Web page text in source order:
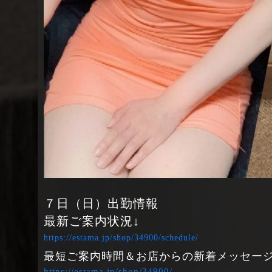
７日（日）出勤情報
最新ご案内状況↓
https://estama.jp/shop/34900/schedule/
最短ご案内時間＆お店からの新着メッセー